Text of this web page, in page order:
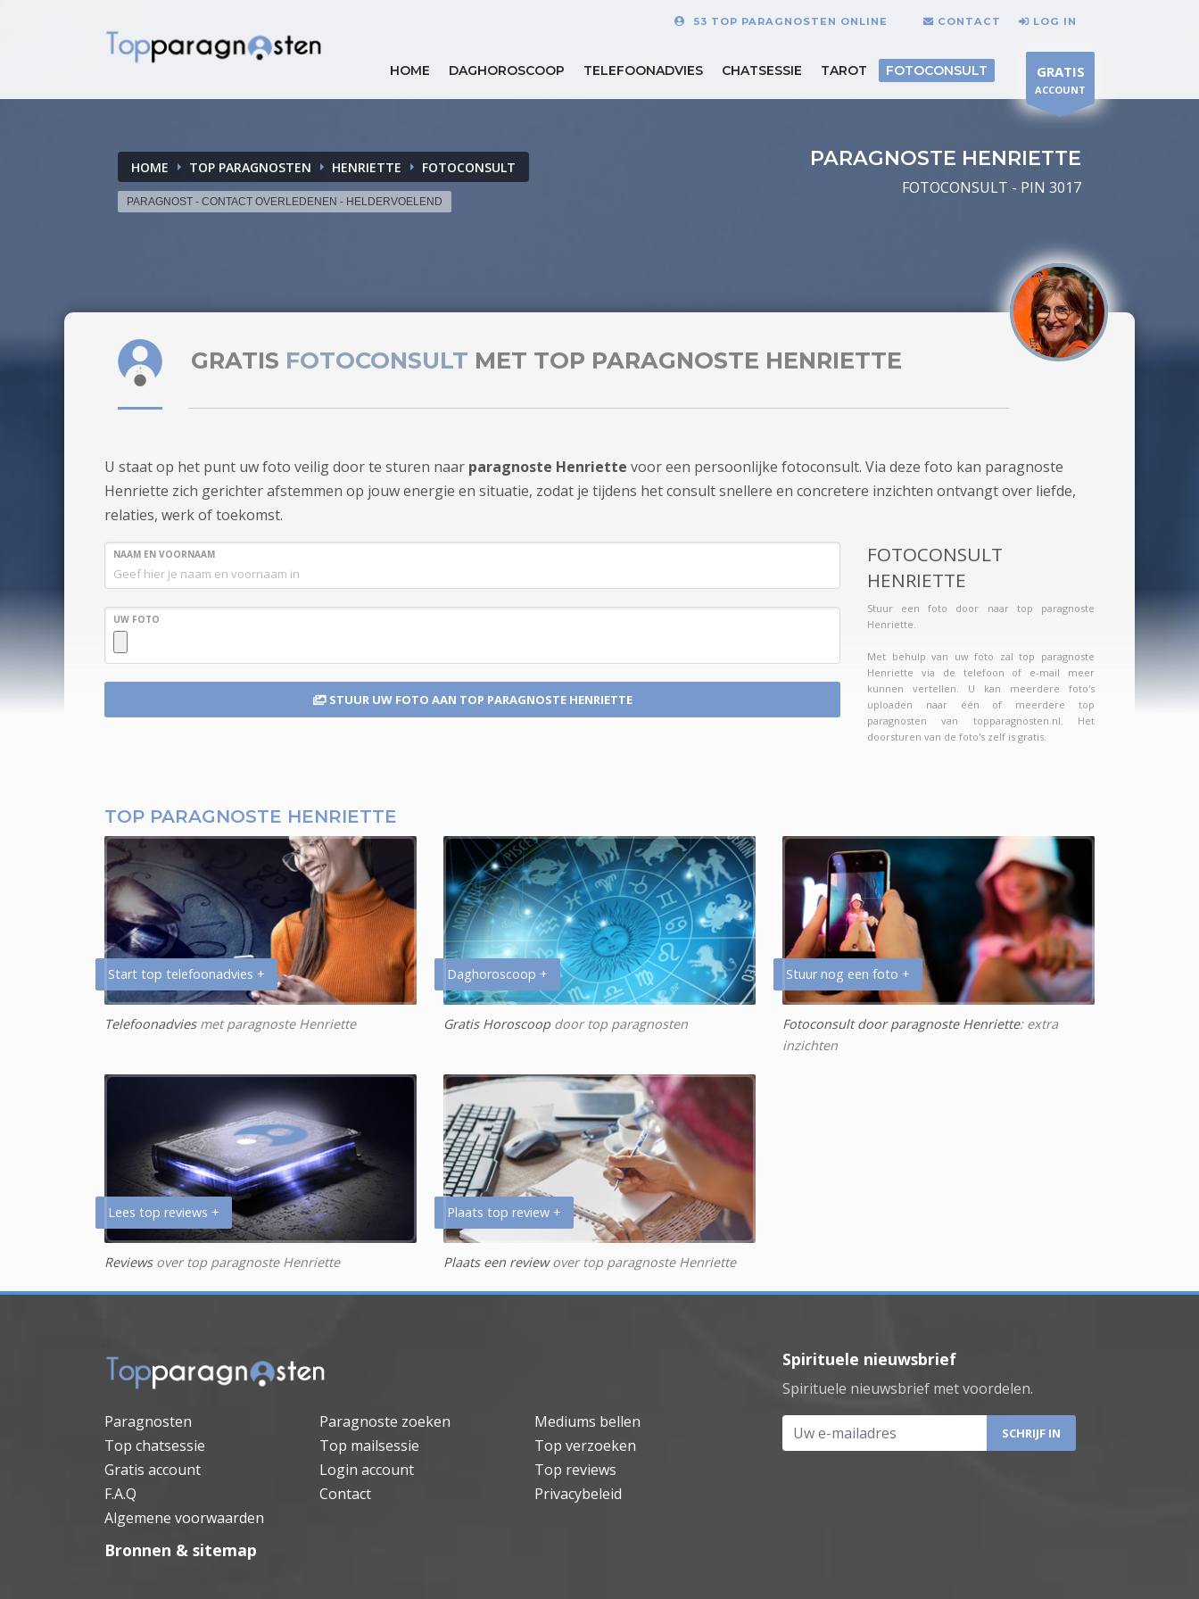
53 TOP PARAGNOSTEN ONLINE CONTACT LOG IN
HOME DAGHOROSCOOP TELEFOONADVIES CHATSESSIE TAROT FOTOCONSULT GRATIS
ACCOUNT
HOME TOP PARAGNOSTEN HENRIETTE FOTOCONSULT
PARAGNOST - CONTACT OVERLEDENEN - HELDERVOELEND
PARAGNOSTE HENRIETTE
FOTOCONSULT - PIN 3017
GRATIS FOTOCONSULT MET TOP PARAGNOSTE HENRIETTE
U staat op het punt uw foto veilig door te sturen naar paragnoste Henriette voor een persoonlijke fotoconsult. Via deze foto kan paragnoste
Henriette zich gerichter afstemmen op jouw energie en situatie, zodat je tijdens het consult snellere en concretere inzichten ontvangt over liefde,
relaties, werk of toekomst.
NAAM EN VOORNAAM
UW FOTO
STUUR UW FOTO AAN TOP PARAGNOSTE HENRIETTE
FOTOCONSULT
HENRIETTE
Stuur een foto door naar top paragnoste
Henriette.
Met behulp van uw foto zal top paragnoste
Henriette via de telefoon of e-mail meer
kunnen vertellen. U kan meerdere foto's
uploaden naar één of meerdere top
paragnosten van topparagnosten.nl. Het
doorsturen van de foto's zelf is gratis.
TOP PARAGNOSTE HENRIETTE
Start top telefoonadvies +
Telefoonadviesmet paragnoste Henriette
Daghoroscoop +
Gratis Horoscoopdoor top paragnosten
Stuur nog een foto +
Fotoconsult door paragnoste Henriette: extra
inzichten
Lees top reviews +
Reviewsover top paragnoste Henriette
Plaats top review +
Plaats een reviewover top paragnoste Henriette
Paragnosten Paragnoste zoeken
Mediums bellen
Top chatsessie
Top mailsessie
Top verzoeken
Gratis account
Login account
Top reviews
F.A.Q
Contact
Privacybeleid
Algemene voorwaarden
Spirituele nieuwsbrief
Spirituele nieuwsbrief met voordelen.
Uw e-mailadres
Bronnen & sitemap